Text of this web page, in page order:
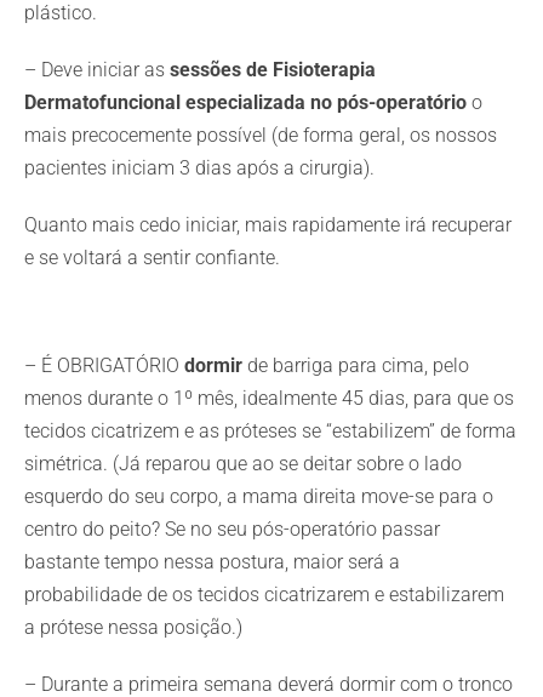
plástico.
– Deve iniciar as sessões de Fisioterapia
Dermatofuncional especializada no pós-operatório o
mais precocemente possível (de forma geral, os nossos
pacientes iniciam 3 dias após a cirurgia).
Quanto mais cedo iniciar, mais rapidamente irá recuperar
e se voltará a sentir confiante.
– É OBRIGATÓRIO dormir de barriga para cima, pelo
menos durante o 1º mês, idealmente 45 dias, para que os
tecidos cicatrizem e as próteses se “estabilizem” de forma
simétrica. (Já reparou que ao se deitar sobre o lado
esquerdo do seu corpo, a mama direita move-se para o
centro do peito? Se no seu pós-operatório passar
bastante tempo nessa postura, maior será a
probabilidade de os tecidos cicatrizarem e estabilizarem
a prótese nessa posição.)
– Durante a primeira semana deverá dormir com o tronco